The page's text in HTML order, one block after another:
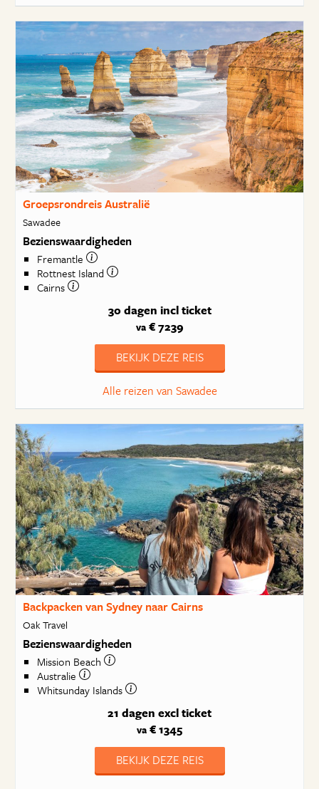
Groepsrondreis Australië
Sawadee
Bezienswaardigheden
Fremantle
Rottnest Island
Cairns
30 dagen incl ticket
va€ 7239
BEKIJK DEZE REIS
Alle reizen van Sawadee
Backpacken van Sydney naar Cairns
Oak Travel
Bezienswaardigheden
Mission Beach
Australie
Whitsunday Islands
21 dagen excl ticket
va € 1345
BEKIJK DEZE REIS